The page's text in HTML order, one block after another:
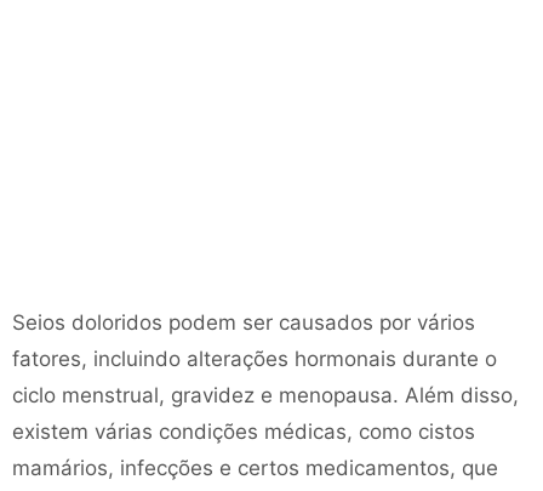
Seios doloridos podem ser causados ​​por vários
fatores, incluindo alterações hormonais durante o
ciclo menstrual, gravidez e menopausa. Além disso,
existem várias condições médicas, como cistos
mamários, infecções e certos medicamentos, que